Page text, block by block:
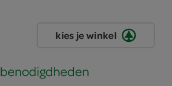
kies je winkel
benodigdheden